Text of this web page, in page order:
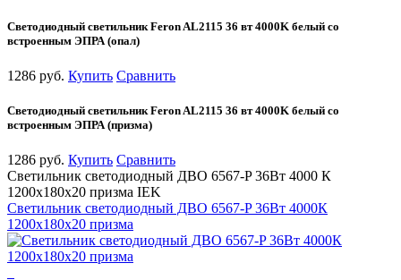
Светодиодный светильник Feron AL2115 36 вт 4000K белый со
встроенным ЭПРА (опал)
1286 руб. Купить Сравнить
Светодиодный светильник Feron AL2115 36 вт 4000K белый со
встроенным ЭПРА (призма)
1286 руб. Купить Сравнить
Светильник светодиодный ДВО 6567-P 36Вт 4000 К
1200х180х20 призма IEK
Светильник светодиодный ДВО 6567-P 36Вт 4000К
1200х180х20 призма